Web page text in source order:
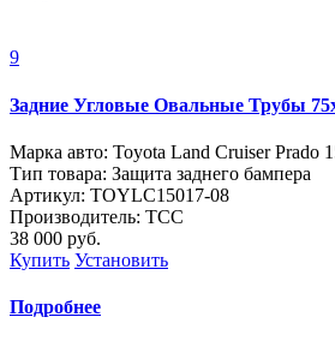
9
Задние Угловые Овальные Трубы
Марка авто: Toyota Land Cruiser Prado
Тип товара: Защита заднего бампера
Артикул: TOYLC15017-08
Производитель: ТСС
38 000 руб.
Купить Установить
Подробнее